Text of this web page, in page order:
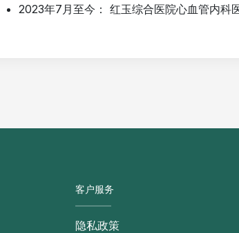
2023年7月至今： 红玉综合医院心血管内科
客户服务
隐私政策